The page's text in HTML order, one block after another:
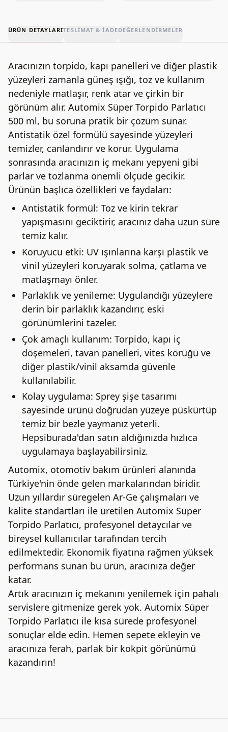
ÜRÜN DETAYLARITESLIMAT & İADEDEĞERLENDIRMELER
Aracınızın torpido, kapı panelleri ve diğer plastik
yüzeyleri zamanla güneş ışığı, toz ve kullanım
nedeniyle matlaşır, renk atar ve çirkin bir
görünüm alır. Automix Süper Torpido Parlatıcı
500 ml, bu soruna pratik bir çözüm sunar.
Antistatik özel formülü sayesinde yüzeyleri
temizler, canlandırır ve korur. Uygulama
sonrasında aracınızın iç mekanı yepyeni gibi
parlar ve tozlanma önemli ölçüde gecikir.
Ürünün başlıca özellikleri ve faydaları:
Antistatik formül: Toz ve kirin tekrar
yapışmasını geciktirir, aracınız daha uzun süre
temiz kalır.
Koruyucu etki: UV ışınlarına karşı plastik ve
vinil yüzeyleri koruyarak solma, çatlama ve
matlaşmayı önler.
Parlaklık ve yenileme: Uygulandığı yüzeylere
derin bir parlaklık kazandırır, eski
görünümlerini tazeler.
Çok amaçlı kullanım: Torpido, kapı iç
döşemeleri, tavan panelleri, vites körüğü ve
diğer plastik/vinil aksamda güvenle
kullanılabilir.
Kolay uygulama: Sprey şişe tasarımı
sayesinde ürünü doğrudan yüzeye püskürtüp
temiz bir bezle yaymanız yeterli.
Hepsiburada'dan satın aldığınızda hızlıca
uygulamaya başlayabilirsiniz.
Automix, otomotiv bakım ürünleri alanında
Türkiye'nin önde gelen markalarından biridir.
Uzun yıllardır süregelen Ar-Ge çalışmaları ve
kalite standartları ile üretilen Automix Süper
Torpido Parlatıcı, profesyonel detaycılar ve
bireysel kullanıcılar tarafından tercih
edilmektedir. Ekonomik fiyatına rağmen yüksek
performans sunan bu ürün, aracınıza değer
katar.
Artık aracınızın iç mekanını yenilemek için pahalı
servislere gitmenize gerek yok. Automix Süper
Torpido Parlatıcı ile kısa sürede profesyonel
sonuçlar elde edin. Hemen sepete ekleyin ve
aracınıza ferah, parlak bir kokpit görünümü
kazandırın!